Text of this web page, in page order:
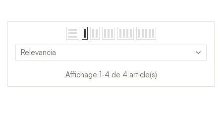
Relevancia
Affichage 1-4 de 4 article(s)